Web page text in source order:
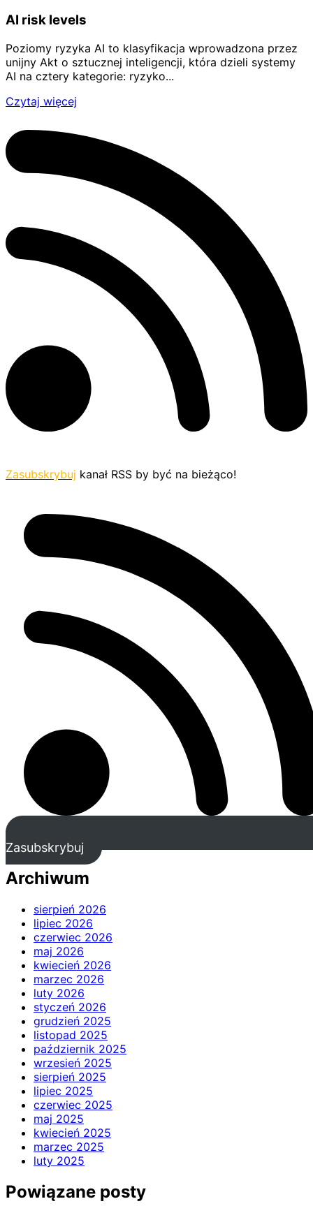
AI risk levels
Poziomy ryzyka AI to klasyfikacja wprowadzona przez
unijny Akt o sztucznej inteligencji, która dzieli systemy
AI na cztery kategorie: ryzyko...
Czytaj więcej
Zasubskrybuj kanał RSS by być na bieżąco!
Zasubskrybuj
Archiwum
sierpień 2026
lipiec 2026
czerwiec 2026
maj 2026
kwiecień 2026
marzec 2026
luty 2026
styczeń 2026
grudzień 2025
listopad 2025
październik 2025
wrzesień 2025
sierpień 2025
lipiec 2025
czerwiec 2025
maj 2025
kwiecień 2025
marzec 2025
luty 2025
Powiązane posty